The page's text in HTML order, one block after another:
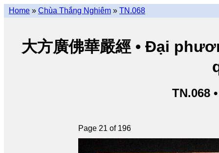
Home » Chùa Thắng Nghiêm » TN.068
大方廣佛華嚴經 • Đại
TN.068
Page 21 of 196